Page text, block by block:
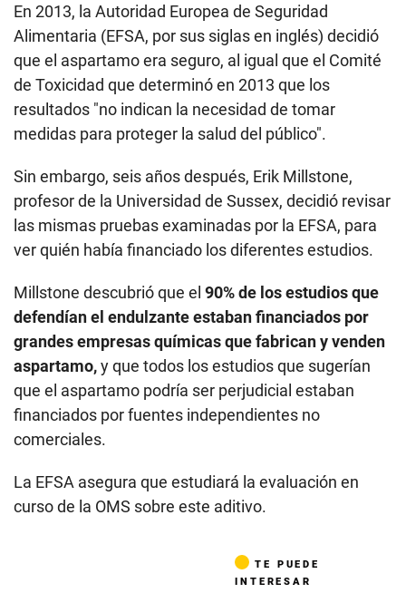
En 2013, la Autoridad Europea de Seguridad
Alimentaria (EFSA, por sus siglas en inglés) decidió
que el aspartamo era seguro, al igual que el Comité
de Toxicidad que determinó en 2013 que los
resultados "no indican la necesidad de tomar
medidas para proteger la salud del público".
Sin embargo, seis años después, Erik Millstone,
profesor de la Universidad de Sussex, decidió revisar
las mismas pruebas examinadas por la EFSA, para
ver quién había financiado los diferentes estudios.
Millstone descubrió que el 90% de los estudios que
defendían el endulzante estaban financiados por
grandes empresas químicas que fabrican y venden
aspartamo,y que todos los estudios que sugerían
que el aspartamo podría ser perjudicial estaban
financiados por fuentes independientes no
comerciales.
La EFSA asegura que estudiará la evaluación en
curso de la OMS sobre este aditivo.
TE PUEDE
INTERESAR